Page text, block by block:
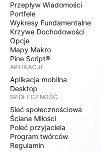
Przepływ Wiadomości
Portfele
Wykresy Fundamentalne
Krzywe Dochodowości
Opcje
Mapy Makro
Pine Script®
APLIKACJE
Aplikacja mobilna
Desktop
SPOŁECZNOŚĆ
Sieć społecznościowa
Ściana Miłości
Poleć przyjaciela
Program twórców
Regulamin